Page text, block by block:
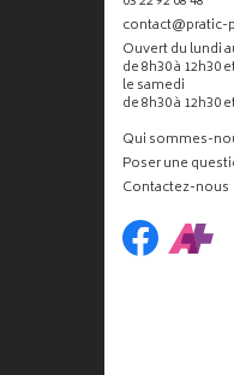
contact-
@-
pratic-
Ouvert du lundi
de 8h30 à 12h30
le samedi
de 8h30 à 12h30
Qui sommes-
Poser une
Contactez-nous